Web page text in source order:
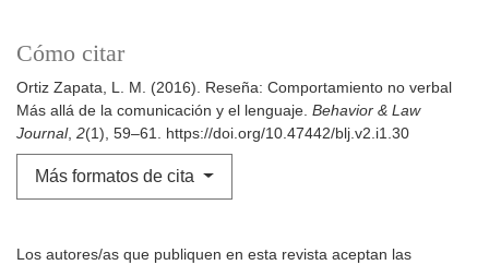
Cómo citar
Ortiz Zapata, L. M. (2016). Reseña: Comportamiento no verbal
Más allá de la comunicación y el lenguaje. Behavior & Law
Journal, 2(1), 59–61. https://doi.org/10.47442/blj.v2.i1.30
Más formatos de cita
Los autores/as que publiquen en esta revista aceptan las